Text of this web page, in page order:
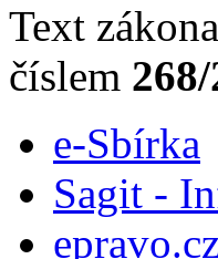
Text zákona
číslem
e-Sbírka
Sagit -